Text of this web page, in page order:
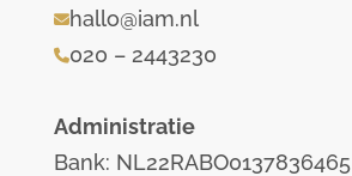
hallo@iam.nl
020 – 2443230
Administratie
Bank: NL22RABO0137836465